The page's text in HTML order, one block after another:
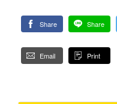
Share Share
Email Print